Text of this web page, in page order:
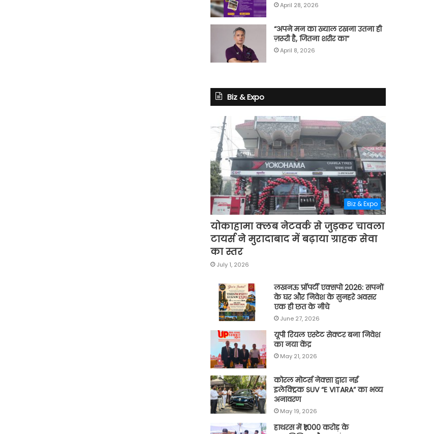
April 28, 2026
“अपने मन का ख्याल रखना उतना ही
ज़रूरी है, जितना शरीर का”
April 8, 2026
Biz & Expo
Biz & Expo
योकाहामा क्लब नेटवर्क से जुड़कर चावला
टायर्स ने मुरादाबाद में बढ़ाया ग्राहक सेवा
का स्तर
July 1, 2026
लखनऊ प्रॉपर्टी एक्सपो 2026: सपनों
के घर और निवेश के सुनहरे अवसर
एक ही छत के नीचे
June 27, 2026
यूपी रियल एस्टेट सेक्टर बना निवेश
का नया केंद्र
May 21, 2026
कोरल मोटर्स नेक्सा द्वारा नई
इलेक्ट्रिक SUV “E VITARA” का भव्य
अनावरण
May 19, 2026
हाथरस में ₹1,000 करोड़ के